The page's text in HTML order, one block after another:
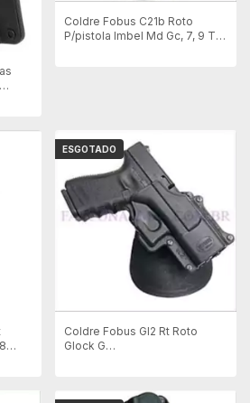
Coldre Fobus C21b Roto
P/pistola Imbel Md Gc, 7, 9 T,
ESGOTADO
Coldre Fobus Gl2 Rt Roto
Glock G